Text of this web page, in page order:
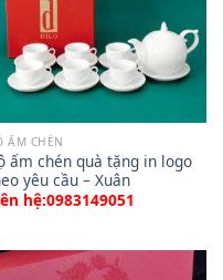
ẤM CHÉN
ấm chén quà tặng in logo
yêu cầu – Xuân
hệ:0983149051